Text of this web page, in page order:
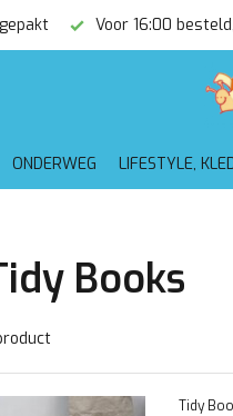
Voor 16:00
ONDERWEG LIFESTYLE,
Books
Tidy